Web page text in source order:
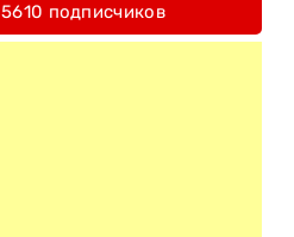
5610 подписчиков